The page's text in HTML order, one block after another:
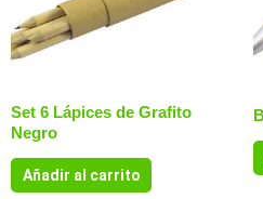
Set 6 Lápices de Grafito
Negro
Añadir al carrito